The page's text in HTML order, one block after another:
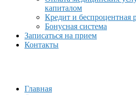
капиталом
Кредит и беспроцентная
Бонусная система
Записаться на прием
Контакты
Главная